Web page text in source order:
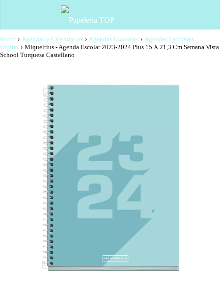
Inicio › Agendas y Calendarios › Agendas Escolares › Agendas Escolares
Espiral › Miquelrius - Agenda Escolar 2023-2024 Plus 15 X 21,3 Cm Semana Vista
School Turquesa Castellano